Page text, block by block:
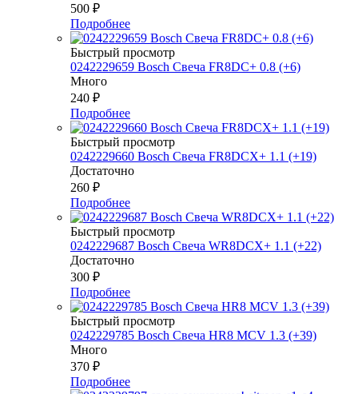
500 ₽
Подробнее
Быстрый просмотр
0242229659 Bosch Свеча FR8DC+ 0.8 (+6)
Много
240 ₽
Подробнее
Быстрый просмотр
0242229660 Bosch Свеча FR8DCX+ 1.1 (+19)
Достаточно
260 ₽
Подробнее
Быстрый просмотр
0242229687 Bosch Свеча WR8DCX+ 1.1 (+22)
Достаточно
300 ₽
Подробнее
Быстрый просмотр
0242229785 Bosch Свеча HR8 MCV 1.3 (+39)
Много
370 ₽
Подробнее